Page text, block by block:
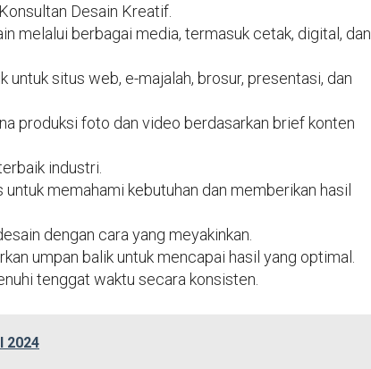
Desain Kreatif.
melalui berbagai media, termasuk cetak, digital, dan
situs web, e-majalah, brosur, presentasi, dan
produksi foto dan video berdasarkan brief konten
industri.
memahami kebutuhan dan memberikan hasil
dengan cara yang meyakinkan.
umpan balik untuk mencapai hasil yang optimal.
tenggat waktu secara konsisten.
2024